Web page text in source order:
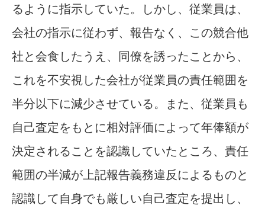
るように指示していた。しかし、従業員は、
会社の指示に従わず、報告なく、この競合他
社と会食したうえ、同僚を誘ったことから、
これを不安視した会社が従業員の責任範囲を
半分以下に減少させている。また、従業員も
自己査定をもとに相対評価によって年俸額が
決定されることを認識していたところ、責任
範囲の半減が上記報告義務違反によるものと
認識して自身でも厳しい自己査定を提出し、